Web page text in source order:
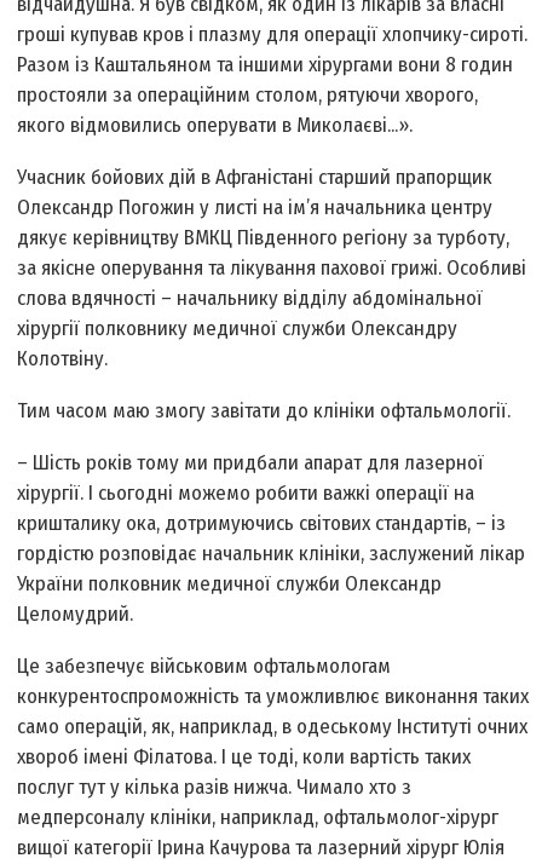
гроші купував кров і плазму для операції хлопчику-сироті.
Разом із Каштальяном та іншими хірургами вони 8 годин
простояли за операційним столом, рятуючи хворого,
якого відмовились оперувати в Миколаєві...».
Учасник бойових дій в Афганістані старший прапорщик
Олександр Погожин у листі на ім’я начальника центру
дякує керівництву ВМКЦ Південного регіону за турботу,
за якісне оперування та лікування пахової грижі. Особливі
слова вдячності – начальнику відділу абдомінальної
хірургії полковнику медичної служби Олександру
Колотвіну.
Тим часом маю змогу завітати до клініки офтальмології.
– Шість років тому ми придбали апарат для лазерної
хірургії. І сьогодні можемо робити важкі операції на
кришталику ока, дотримуючись світових стандартів, – із
гордістю розповідає начальник клініки, заслужений лікар
України полковник медичної служби Олександр
Целомудрий.
Це забезпечує військовим офтальмологам
конкурентоспроможність та уможливлює виконання таких
само операцій, як, наприклад, в одеському Інституті очних
хвороб імені Філатова. І це тоді, коли вартість таких
послуг тут у кілька разів нижча. Чимало хто з
медперсоналу клініки, наприклад, офтальмолог-хірург
вищої категорії Ірина Качурова та лазерний хірург Юлія